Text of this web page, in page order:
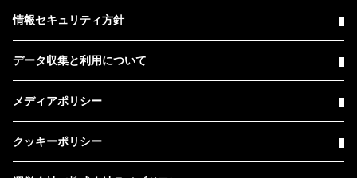
情報セキュリティ方針
データ収集と利用について
メディアポリシー
クッキーポリシー